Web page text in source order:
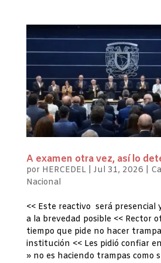
A examen otra vez, así lo
por HERCEDEL| Jul 31, 2026
Nacional
<< Este reactivo será presencial
a la brevedad posible << Rector
tiempo que pide no hacer
institución << Les pidió confiar
» no es haciendo trampas como